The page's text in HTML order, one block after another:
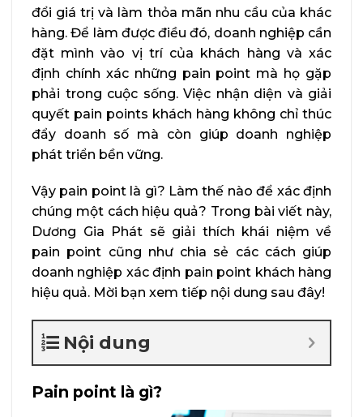
đổi giá trị và làm thỏa mãn nhu cầu của khác
hàng. Để làm được điều đó, doanh nghiệp cần
đặt mình vào vị trí của khách hàng và xác
định chính xác những pain point mà họ gặp
phải trong cuộc sống. Việc nhận diện và giải
quyết pain points khách hàng không chỉ thúc
đẩy doanh số mà còn giúp doanh nghiệp
phát triển bền vững.
Vậy pain point là gì? Làm thế nào để xác định
chúng một cách hiệu quả? Trong bài viết này,
Dương Gia Phát sẽ giải thích khái niệm về
pain point cũng như chia sẻ các cách giúp
doanh nghiệp xác định pain point khách hàng
hiệu quả. Mời bạn xem tiếp nội dung sau đây!
Nội dung
Pain point là gì?